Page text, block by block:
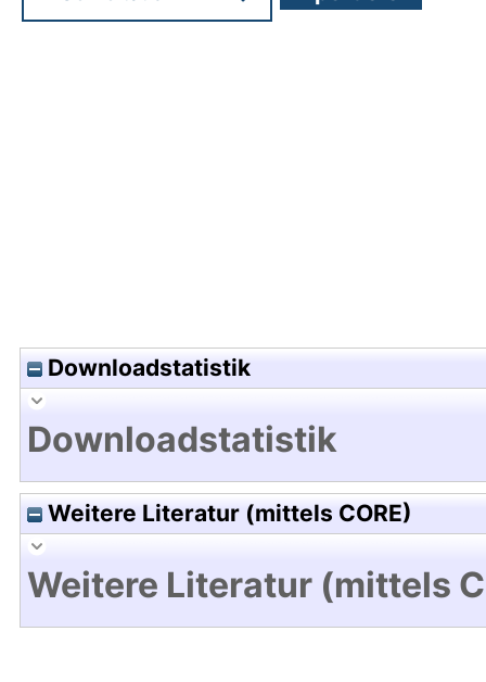
Downloadstatistik
Downloadstatistik
Weitere Literatur (mittels CORE)
Weitere Literatur (mittels